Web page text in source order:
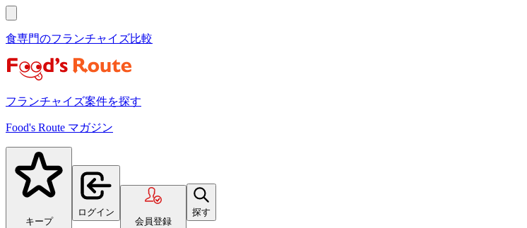
食専門のフランチャイズ比較
フランチャイズ案件を探す
Food's Route マガジン
キープ
ログイン
会員登録
探す